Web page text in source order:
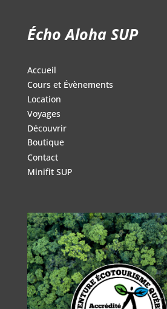
Écho Aloha SUP
Accueil
Cours et Évènements
Location
Voyages
Découvrir
Boutique
Contact
Minifit SUP